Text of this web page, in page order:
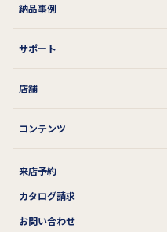
納品事例
サポート
店舗
コンテンツ
来店予約
カタログ請求
お問い合わせ